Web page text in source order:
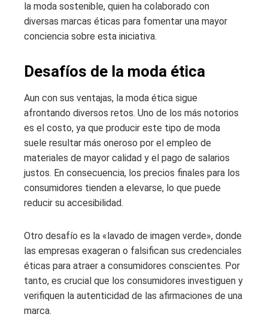
la moda sostenible, quien ha colaborado con
diversas marcas éticas para fomentar una mayor
conciencia sobre esta iniciativa.
Desafíos de la moda ética
Aun con sus ventajas, la moda ética sigue
afrontando diversos retos. Uno de los más notorios
es el costo, ya que producir este tipo de moda
suele resultar más oneroso por el empleo de
materiales de mayor calidad y el pago de salarios
justos. En consecuencia, los precios finales para los
consumidores tienden a elevarse, lo que puede
reducir su accesibilidad.
Otro desafío es la «lavado de imagen verde», donde
las empresas exageran o falsifican sus credenciales
éticas para atraer a consumidores conscientes. Por
tanto, es crucial que los consumidores investiguen y
verifiquen la autenticidad de las afirmaciones de una
marca.